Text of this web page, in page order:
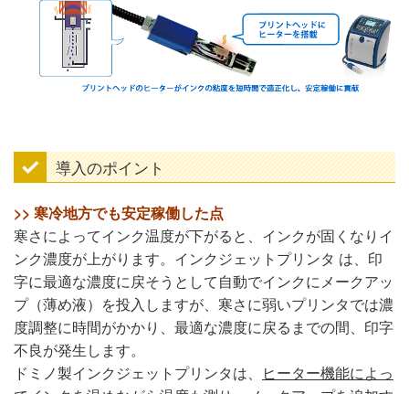
導入のポイント
>> 寒冷地方でも安定稼働した点
寒さによってインク温度が下がると、​インクが固くなりイ
ンク濃度が上がります。インクジェットプリンタ は、印
字に最適な濃度に戻そうとして自動でインクにメークアッ
プ（薄め液）を投入しますが、寒さに弱いプリンタでは濃
度調整に時間がかかり、最適な濃度に戻るまでの間、印字
不良が発生します。
ドミノ製インクジェットプリンタは、
ヒーター機能​によっ